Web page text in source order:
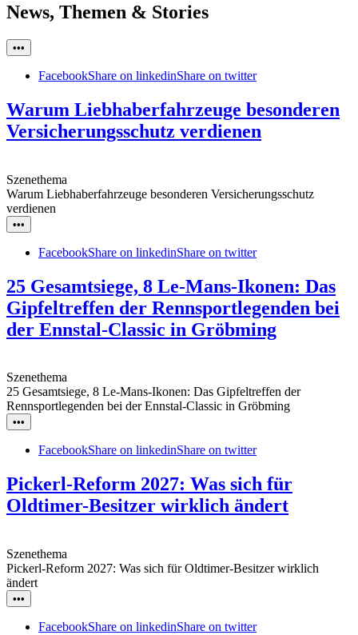
News, Themen & Stories
•••
FacebookShare on linkedinShare on twitter
Warum Liebhaberfahrzeuge besonderen
Versicherungsschutz verdienen
Szenethema
Warum Liebhaberfahrzeuge besonderen Versicherungsschutz
verdienen
•••
FacebookShare on linkedinShare on twitter
25 Gesamtsiege, 8 Le-Mans-Ikonen: Das
Gipfeltreffen der Rennsportlegenden bei
der Ennstal-Classic in Gröbming
Szenethema
25 Gesamtsiege, 8 Le-Mans-Ikonen: Das Gipfeltreffen der
Rennsportlegenden bei der Ennstal-Classic in Gröbming
•••
FacebookShare on linkedinShare on twitter
Pickerl-Reform 2027: Was sich für
Oldtimer-Besitzer wirklich ändert
Szenethema
Pickerl-Reform 2027: Was sich für Oldtimer-Besitzer wirklich
ändert
•••
FacebookShare on linkedinShare on twitter